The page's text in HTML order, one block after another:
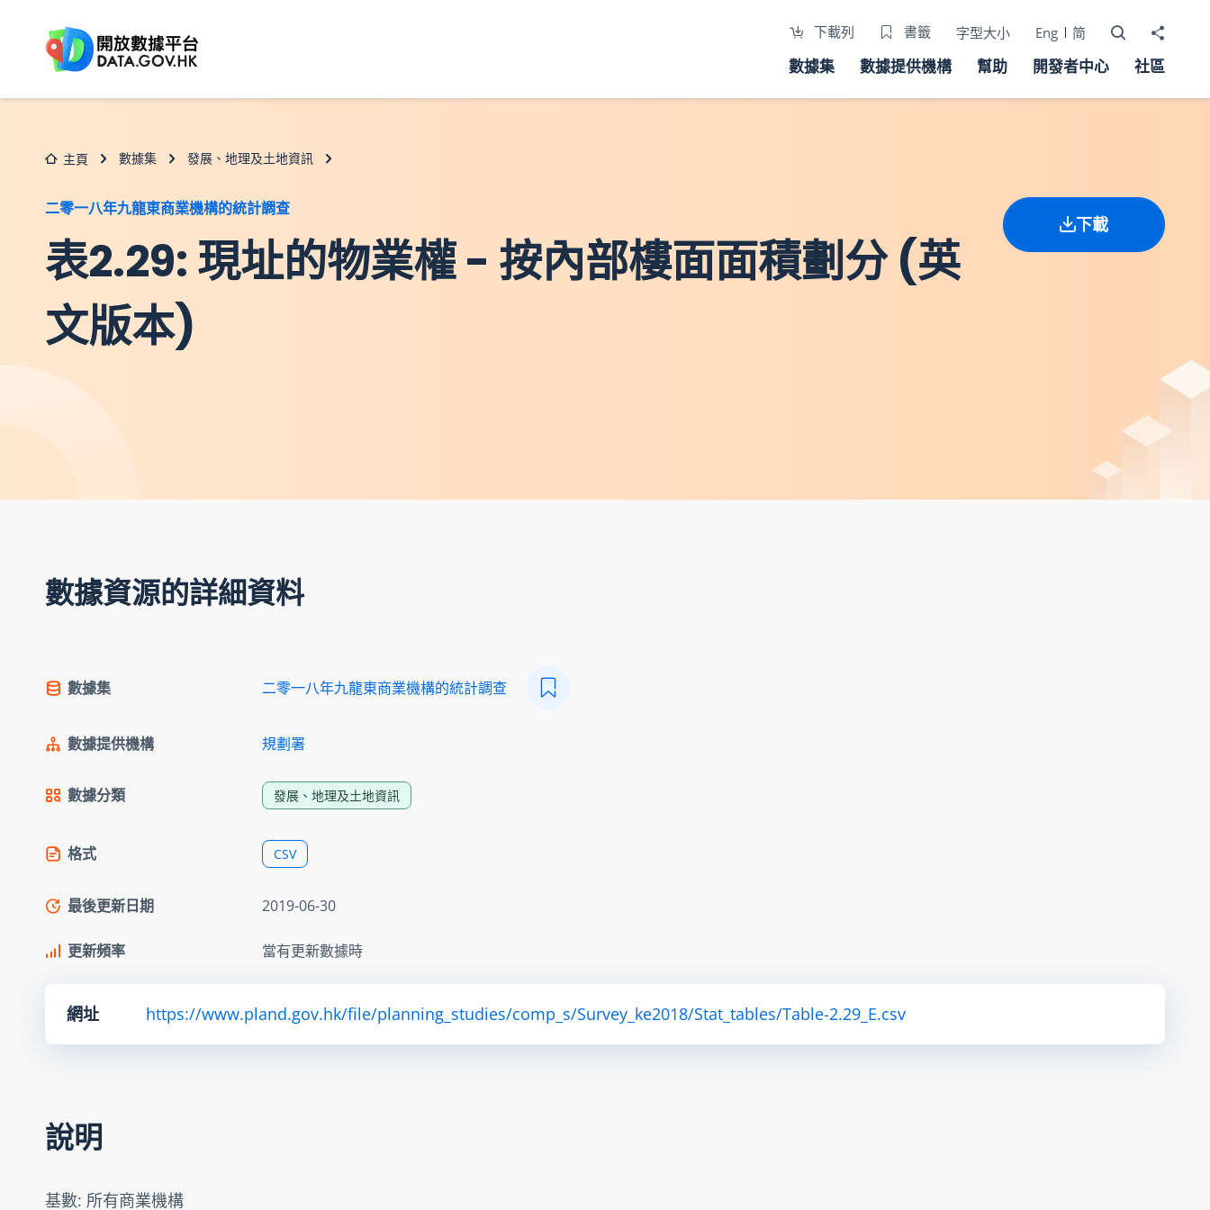
下載列 書籤 字型大小 Eng 简 打開搜尋器
分享至
數據集 數據提供機構 幫助 開發者中心 社區
主頁 數據集 發展、地理及土地資訊
二零一八年九龍東商業機構的統計調查
表2.29: 現址的物業權 - 按內部樓面面積劃分 (英
文版本)
下載
數據資源的詳細資料
數據集 二零一八年九龍東商業機構的統計調查
數據提供機構 規劃署
數據分類 發展、地理及土地資訊
格式 CSV
最後更新日期 2019-06-30
更新頻率 當有更新數據時
網址 https://www.pland.gov.hk/file/planning_studies/comp_s/Survey_ke2018/Stat_tables/Table-2.29_E.csv
說明
基數: 所有商業機構